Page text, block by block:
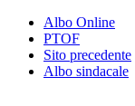
Albo Online
PTOF
Sito precedente
Albo sindacale